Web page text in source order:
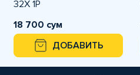
32Х 1Р
18 700 сум
ДОБАВИТЬ